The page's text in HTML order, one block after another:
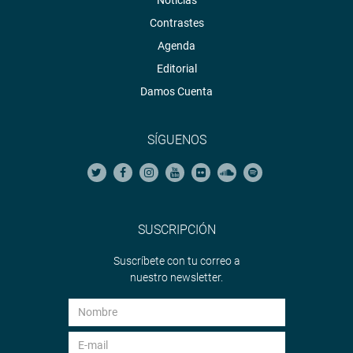
Contrastes
Agenda
Editorial
Damos Cuenta
SÍGUENOS
SUSCRIPCIÓN
Suscríbete con tu correo a
nuestro newsletter.